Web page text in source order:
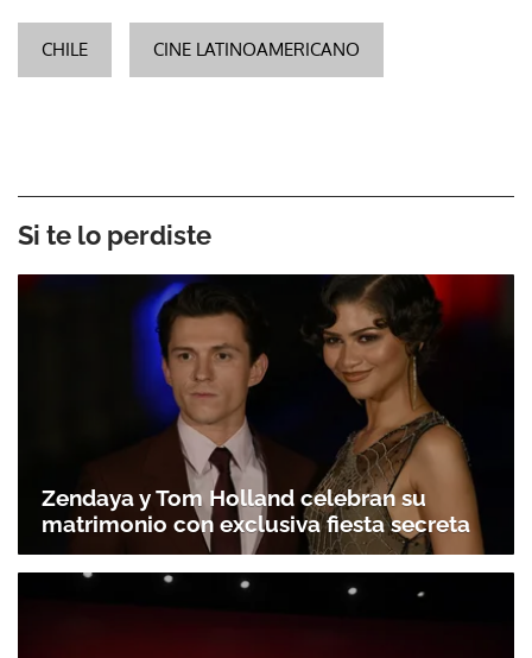
CHILE CINE LATINOAMERICANO
Si te lo perdiste
Zendaya y Tom Holland celebran su
matrimonio con exclusiva fiesta secreta